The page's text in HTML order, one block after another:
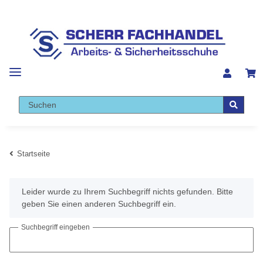
Startseite
xLeider wurde zu Ihrem Suchbegriff nichts gefunden. Bitte
geben Sie einen anderen Suchbegriff ein.
Suchbegriff eingeben